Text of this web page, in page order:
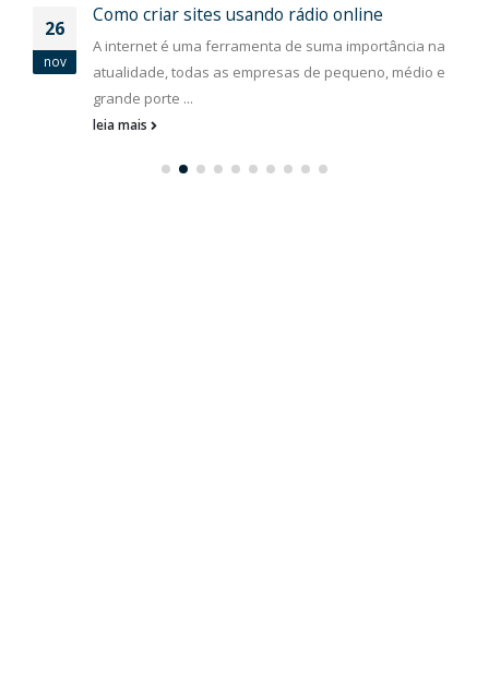
26
nov
Como criar sites usando rádio online
A internet é uma ferramenta de suma importância na
atualidade, todas as empresas de pequeno, médio e
grande porte ...
leia mais